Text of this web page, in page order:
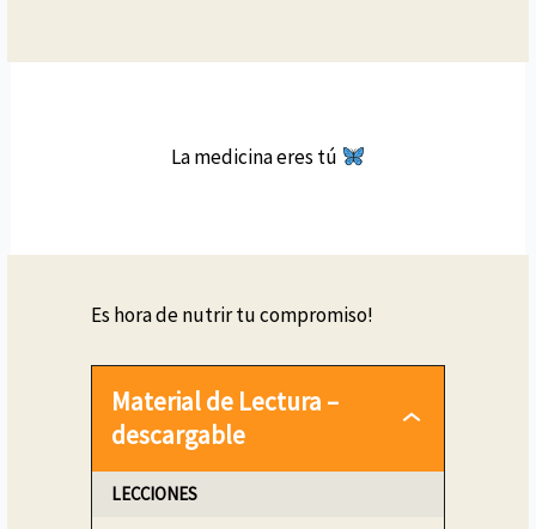
La medicina eres tú
Es hora de nutrir tu compromiso!
Material de Lectura –
descargable
LECCIONES